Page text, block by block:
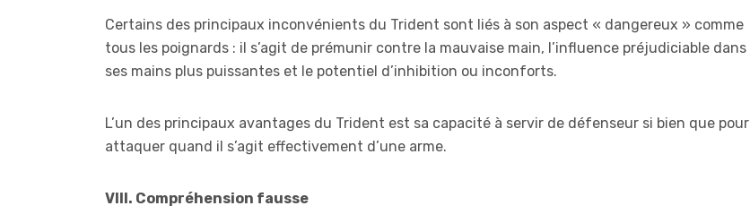
Certains des principaux inconvénients du Trident sont liés à son aspect « dangereux » comme
tous les poignards : il s’agit de prémunir contre la mauvaise main, l’influence préjudiciable dans
ses mains plus puissantes et le potentiel d’inhibition ou inconforts.
L’un des principaux avantages du Trident est sa capacité à servir de défenseur si bien que pour
attaquer quand il s’agit effectivement d’une arme.
VIII. Compréhension fausse